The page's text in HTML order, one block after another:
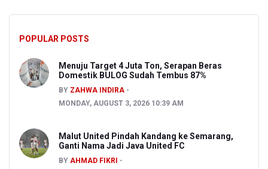
POPULAR POSTS
Menuju Target 4 Juta Ton, Serapan Beras
Domestik BULOG Sudah Tembus 87%
BY ZAHWA INDIRA
MONDAY, AUGUST 3, 2026 10:39 AM
Malut United Pindah Kandang ke Semarang,
Ganti Nama Jadi Java United FC
BY AHMAD FIKRI